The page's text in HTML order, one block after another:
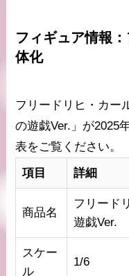
フィギュア情報
体化
フリードリヒ・カー
の遊戯Ver.」が2025
表をご覧ください。
項目
詳細
商品名
フリード
遊戯Ver.
スケー
ル
1/6